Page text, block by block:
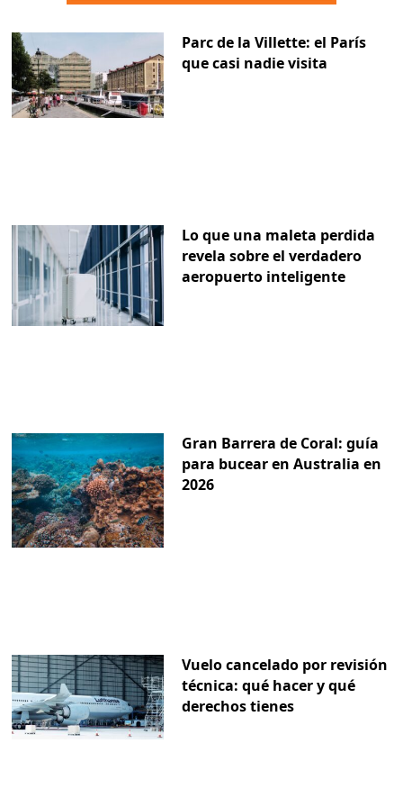
Parc de la Villette: el París
que casi nadie visita
Lo que una maleta perdida
revela sobre el verdadero
aeropuerto inteligente
Gran Barrera de Coral: guía
para bucear en Australia en
2026
Vuelo cancelado por revisión
técnica: qué hacer y qué
derechos tienes